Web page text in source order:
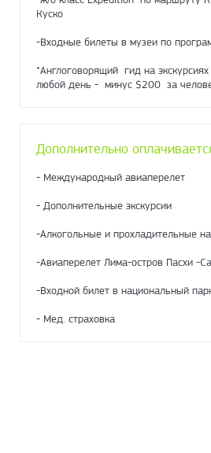
Куско
-Входные билеты в музеи по
*Англоговорящий гид на
любой день - минус $200 за
Дополнительно
- Международный авиаперелет
- Дополнительные экскурсии
-Алкогольные и прохладительные
-Авиаперелет Лима-остров Пасхи -
-Входной билет в национальный
- Мед. страховка